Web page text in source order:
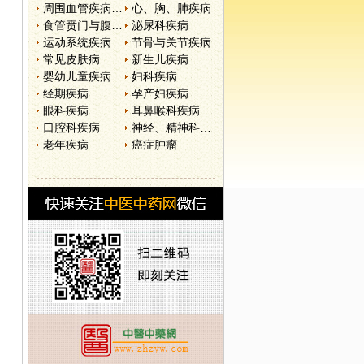
周围血管疾病和淋巴管疾病
心、胸、肺疾病
食管贲门与腹部疾病
泌尿科疾病
运动系统疾病
节骨与关节疾病
常见皮肤病
新生儿疾病
婴幼儿童疾病
妇科疾病
经期疾病
孕产妇疾病
眼科疾病
耳鼻喉科疾病
口腔科疾病
神经、精神科疾病
老年疾病
癌症肿瘤